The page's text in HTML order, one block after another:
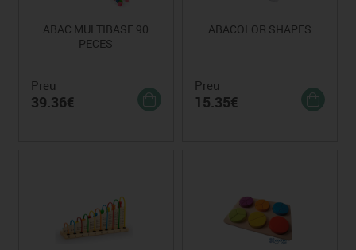
ABAC MULTIBASE 90
PECES
Preu
39.36€
ABACOLOR SHAPES
Preu
15.35€